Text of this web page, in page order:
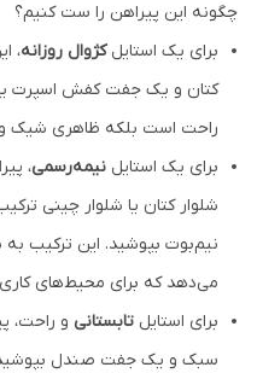
چگونه این پیراهن را ست کنیم؟
برای یک استایلکژوال روزانه،
کتان و یک جفت کفش اسپرت
راحت است بلکه ظاهری شیک
برای یک استایل نیمه‌رسمی،
شلوار کتان یا شلوار چینی
نیم‌بوت بپوشید. این ترکیب
می‌دهد که برای محیط‌های
برای استایل تابستانی و راحت،
سبک و یک جفت صندل بپوشید